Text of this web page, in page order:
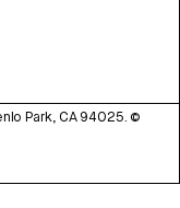
Park, CA 94025. ©